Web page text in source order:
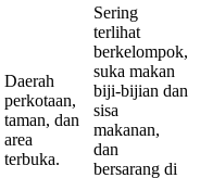
Daerah
perkotaan,
taman, dan
area
terbuka.
Sering
terlihat
berkelompok,
suka makan
biji-bijian dan
sisa
makanan,
dan
bersarang di